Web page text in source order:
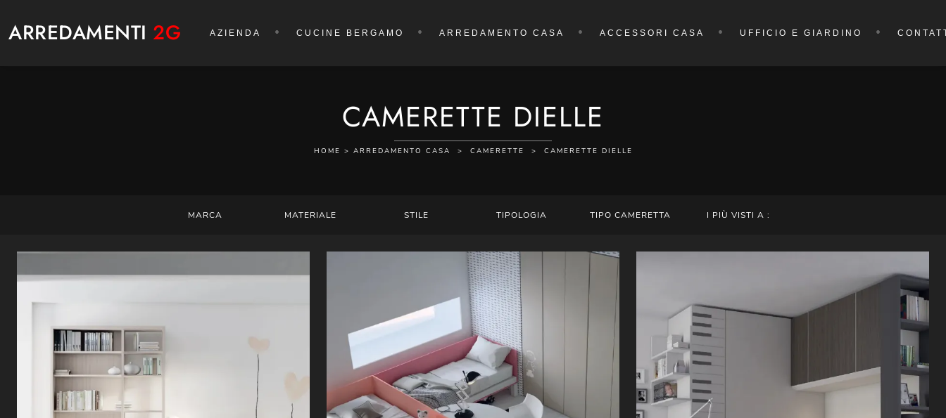
ARREDAMENTI 2G AZIENDA CUCINE BERGAMO ARREDAMENTO CASA ACCESSORI CASA UFFICIO E GIARDINO
CAMERETTE DIELLE
HOME > ARREDAMENTO CASA > CAMERETTE > CAMERETTE DIELLE
MARCA MATERIALE STILE TIPOLOGIA TIPO CAMERETTA I PIÙ VISTI A :